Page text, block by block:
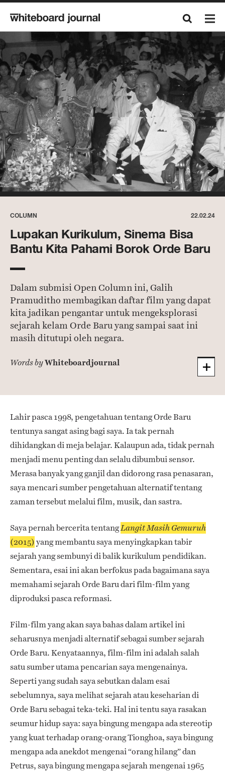
COLUMN 22.02.24
Lupakan Kurikulum, Sinema Bisa
Bantu Kita Pahami Borok Orde Baru
Dalam submisi Open Column ini, Galih
Pramuditho membagikan daftar film yang dapat
kita jadikan pengantar untuk mengeksplorasi
sejarah kelam Orde Baru yang sampai saat ini
masih ditutupi oleh negara.
Words byWhiteboardjournal
Lahir pasca 1998, pengetahuan tentang Orde Baru
tentunya sangat asing bagi saya. Ia tak pernah
dihidangkan di meja belajar. Kalaupun ada, tidak pernah
menjadi menu penting dan selalu dibumbui sensor.
Merasa banyak yang ganjil dan didorong rasa penasaran,
saya mencari sumber pengetahuan alternatif tentang
zaman tersebut melalui film, musik, dan sastra.
Saya pernah bercerita tentangLangit Masih Gemuruh
(2015)yang membantu saya menyingkapkan tabir
sejarah yang sembunyi di balik kurikulum pendidikan.
Sementara, esai ini akan berfokus pada bagaimana saya
memahami sejarah Orde Baru dari film-film yang
diproduksi pasca reformasi.
Film-film yang akan saya bahas dalam artikel ini
seharusnya menjadi alternatif sebagai sumber sejarah
Orde Baru. Kenyataannya, film-film ini adalah salah
satu sumber utama pencarian saya mengenainya.
Seperti yang sudah saya sebutkan dalam esai
sebelumnya, saya melihat sejarah atau keseharian di
Orde Baru sebagai teka-teki. Hal ini tentu saya rasakan
seumur hidup saya: saya bingung mengapa ada stereotip
yang kuat terhadap orang-orang Tionghoa, saya bingung
mengapa ada anekdot mengenai “orang hilang” dan
Petrus, saya bingung mengapa sejarah mengenai 1965